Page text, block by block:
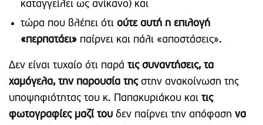
καταγγείλει ως ανίκανο) και
τώρα που βλέπει ότι ούτε αυτή η επιλογή
«περπατάει» παίρνει και πάλι «αποστάσεις».
Δεν είναι τυχαίο ότι παρά τις συναντήσεις, τα
χαμόγελα, την παρουσία τηςστην ανακοίνωση της
υποψηφιότητας του κ. Παπακυριάκου καιτις
φωτογραφίες μαζί τουδεν παίρνει την απόφασηνα